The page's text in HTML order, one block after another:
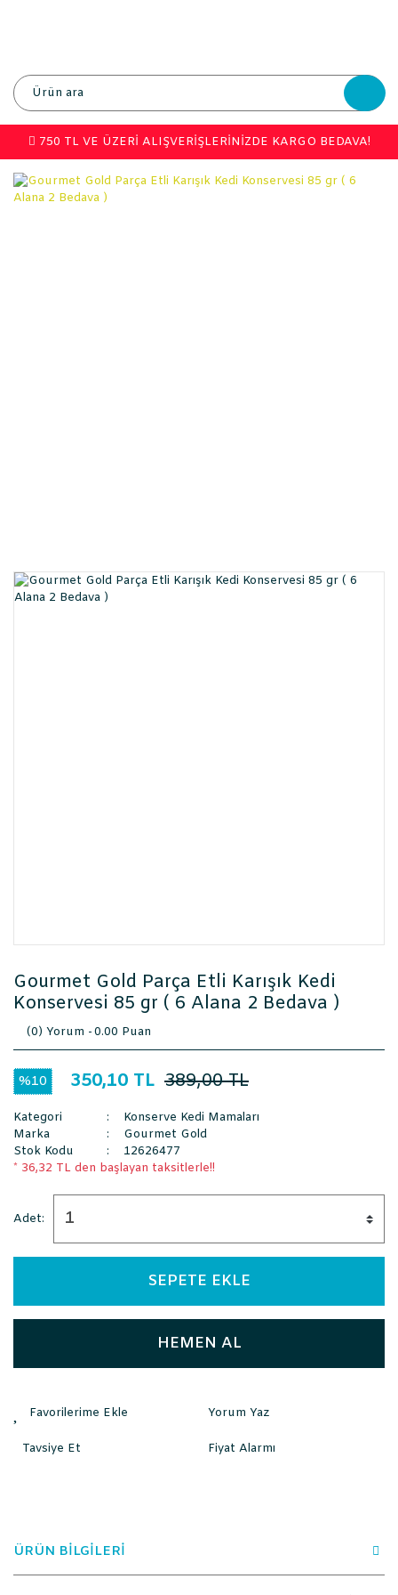
750 TL VE ÜZERİ ALIŞVERİŞLERİNİZDE KARGO BEDAVA!
Gourmet Gold Parça Etli Karışık Kedi
Konservesi 85 gr ( 6 Alana 2 Bedava )
(0) Yorum -0.00 Puan
%10 350,10 TL 389,00 TL
Kategori
Konserve Kedi Mamaları
Marka
Gourmet Gold
Stok Kodu
12626477
* 36,32 TL den başlayan taksitlerle!!
Adet:
SEPETE EKLE
HEMEN AL
Yorum Yaz
Tavsiye Et Fiyat Alarmı
ÜRÜN BİLGİLERİ